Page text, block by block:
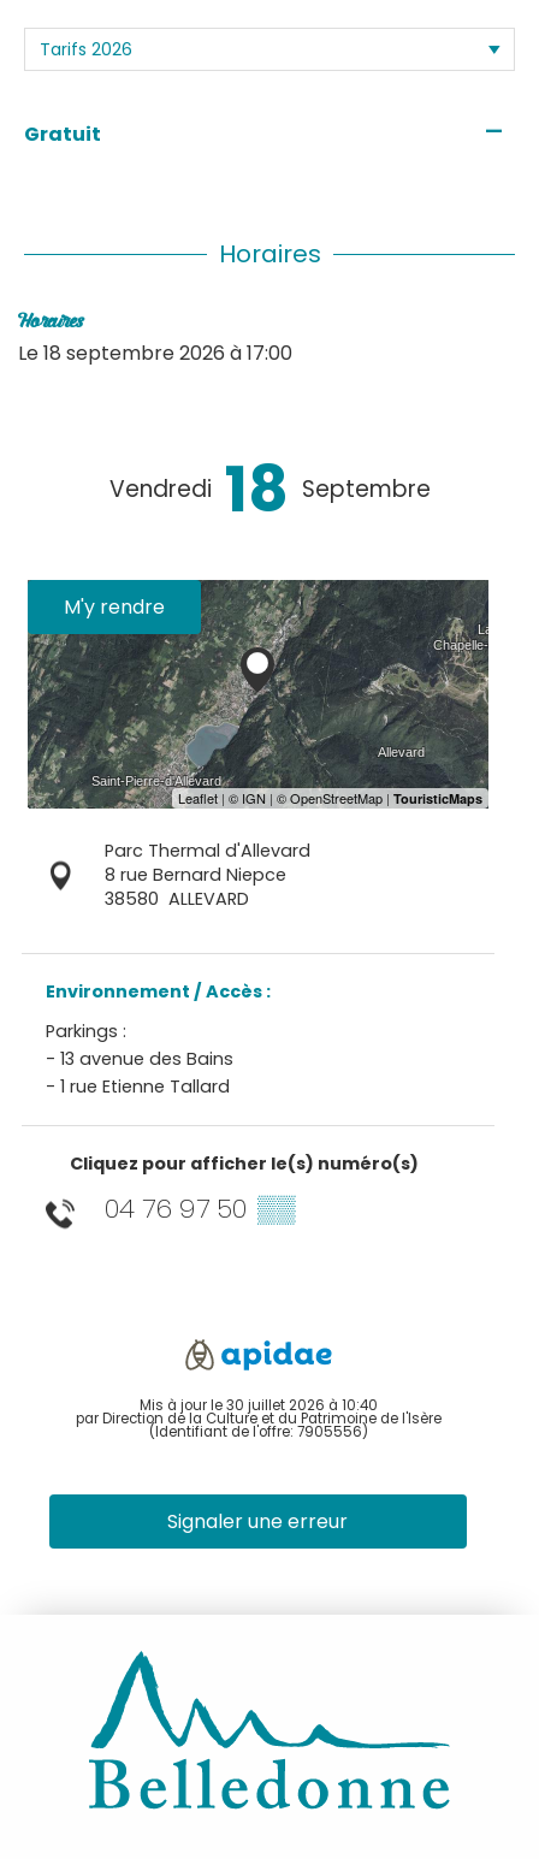
Gratuit —
Horaires
Horaires
Le18 septembre 2026 à 17:00
Vendredi 18 Septembre
M'y rendre
Parc Thermal d'Allevard
8 rue Bernard Niepce
38580 ALLEVARD
Environnement / Accès :
Parkings :
- 13 avenue des Bains
- 1 rue Etienne Tallard
Cliquez pour afficher le(s) numéro(s)
04 76 97 50 ▒▒
Mis à jour le 30 juillet 2026 à 10:40
par Direction de la Culture et du Patrimoine de l'Isère
(Identifiant de l'offre: 7905556)
Signaler une erreur